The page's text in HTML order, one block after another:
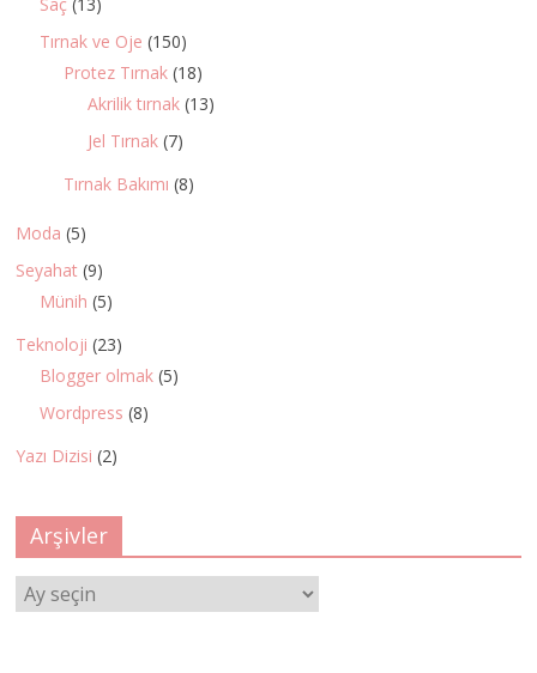
Saç (13)
Tırnak ve Oje (150)
Protez Tırnak (18)
Akrilik tırnak (13)
Jel Tırnak (7)
Tırnak Bakımı (8)
Moda (5)
Seyahat (9)
Münih (5)
Teknoloji (23)
Blogger olmak (5)
Wordpress (8)
Yazı Dizisi (2)
Arşivler
Arşivler